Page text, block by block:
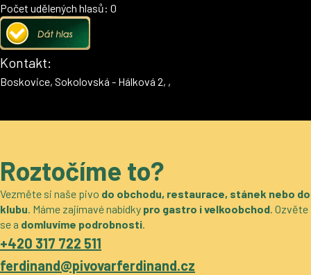
Počet udělených hlasů: 0
Kontakt:
Boskovice, Sokolovská - Hálková 2, ,
Roztočíme to?
Vezměte si naše pivo do obchodu, restaurace, stánek nebo do
klubu. Máme zajímavé nabídky pro gastro i velkoobchod. Ozvěte
se a domluvíme podrobnosti.
+420 317 722 511
ferdinand@pivovarferdinand.cz